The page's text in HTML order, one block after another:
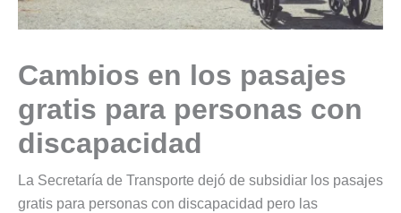
Cambios en los pasajes
gratis para personas con
discapacidad
La Secretaría de Transporte dejó de subsidiar los pasajes
gratis para personas con discapacidad pero las